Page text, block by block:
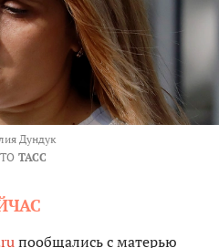
Дундук
ТАСС
пообщались с матерью